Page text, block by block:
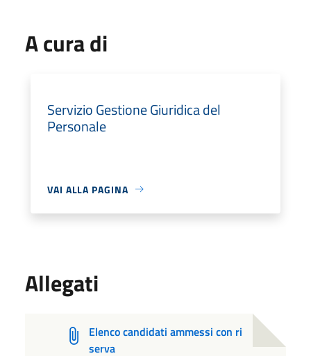
A cura di
Servizio Gestione Giuridica del
Personale
VAI ALLA PAGINA
Allegati
Elenco candidati ammessi con ri
serva